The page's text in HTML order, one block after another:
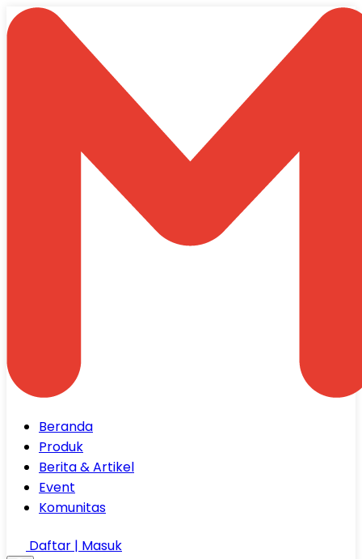
Beranda
Produk
Berita & Artikel
Event
Komunitas
Daftar | Masuk